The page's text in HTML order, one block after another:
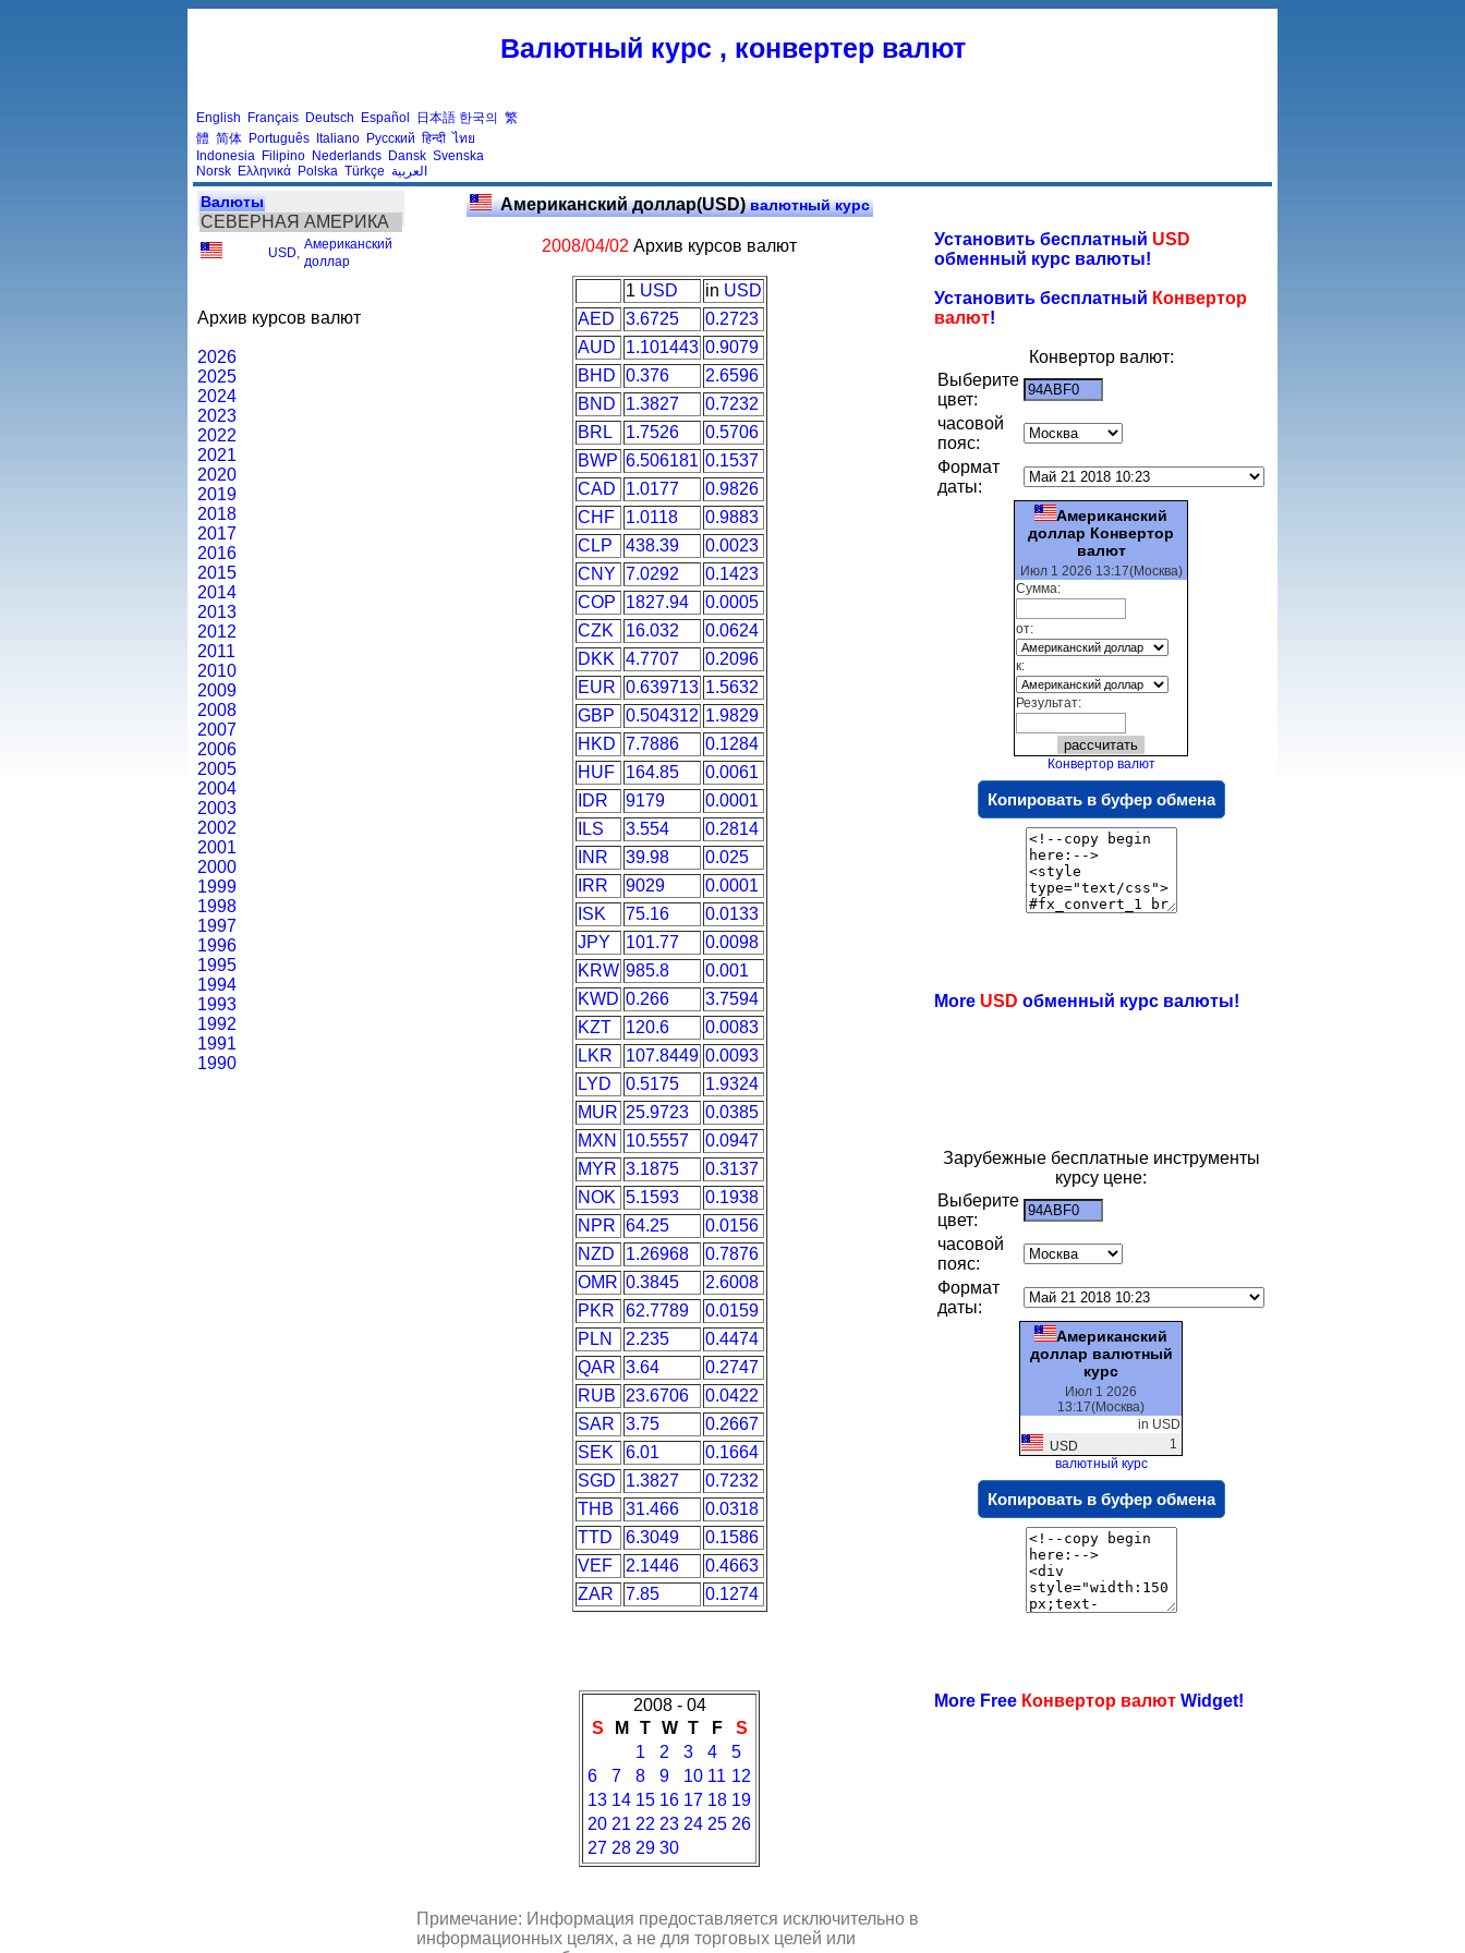
Валютный курс , конвертер валют
English Français Deutsch Español 日本語 한국의 繁
體 简体 Português Italiano Русский हिन्दी ไทย
Indonesia Filipino Nederlands Dansk Svenska
Norsk Ελληνικά Polska Türkçe العربية
Валюты
СЕВЕРНАЯ АМЕРИКА
USD
Американский
доллар
Архив курсов валют
2026
2025
2024
2023
2022
2021
2020
2019
2018
2017
2016
2015
2014
2013
2012
2011
2010
2009
2008
2007
2006
2005
2004
2003
2002
2001
2000
1999
1998
1997
1996
1995
1994
1993
1992
1991
1990
Американский доллар(USD)валютный курс
2008/04/02 Архив курсов валют
1 USD in USD
AED
3.6725
0.2723
AUD
1.101443 0.9079
BHD 0.376
2.6596
BND
1.3827
0.7232
BRL
1.7526
0.5706
BWP 6.506181 0.1537
CAD
1.0177
0.9826
CHF
1.0118
0.9883
CLP
438.39
0.0023
CNY 7.0292
0.1423
COP
1827.94
0.0005
CZK
16.032
0.0624
DKK
4.7707
0.2096
EUR 0.639713 1.5632
GBP
0.504312 1.9829
HKD 7.7886
0.1284
HUF
164.85
0.0061
IDR
9179
0.0001
ILS
3.554
0.2814
INR
39.98
0.025
IRR
9029
0.0001
ISK
75.16
0.0133
JPY
101.77
0.0098
KRW 985.8
0.001
KWD 0.266
3.7594
KZT
120.6
0.0083
LKR
107.8449 0.0093
LYD
0.5175
1.9324
MUR 25.9723
0.0385
MXN
10.5557
0.0947
MYR 3.1875
0.3137
NOK 5.1593
0.1938
NPR 64.25
0.0156
NZD
1.26968
0.7876
OMR 0.3845
2.6008
PKR
62.7789
0.0159
PLN
2.235
0.4474
QAR 3.64
0.2747
RUB
23.6706
0.0422
SAR
3.75
0.2667
SEK
6.01
0.1664
SGD
1.3827
0.7232
THB
31.466
0.0318
TTD
6.3049
0.1586
VEF
2.1446
0.4663
ZAR
7.85 0.1274
2008 - 04
S
M T W T F
S
1
2 3 4
5
6
7 8 9 10 11 12
13 14 15 16 17 18 19
20 21 22 23 24 25 26
27 28 29 30
Примечание: Информация предоставляется исключительно в
информационных целях, а не для торговых целей или
Установить бесплатный USD
обменный курс валюты!
Установить бесплатный Конвертор
валют!
Конвертор валют:
Выберите
цвет:
часовой
пояс:
Формат
даты:
Американский
доллар Конвертор
валют
Июл 1 2026 13:17(Москва)
Сумма:
от:
к:
Результат:
Конвертор валют
Копировать в буфер обмена
More USD обменный курс валюты!
Зарубежные бесплатные инструменты
курсу цене:
Выберите
цвет:
часовой
пояс:
Формат
даты:
Американский
доллар валютный
курс
Июл 1 2026
13:17(Москва)
in USD
USD
1
валютный курс
Копировать в буфер обмена
More Free Конвертор валют Widget!